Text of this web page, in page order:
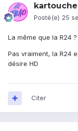
kartouche
Posté(e) 25
La même que la R24 ?
Pas vraiment, la R24
désire HD
Citer